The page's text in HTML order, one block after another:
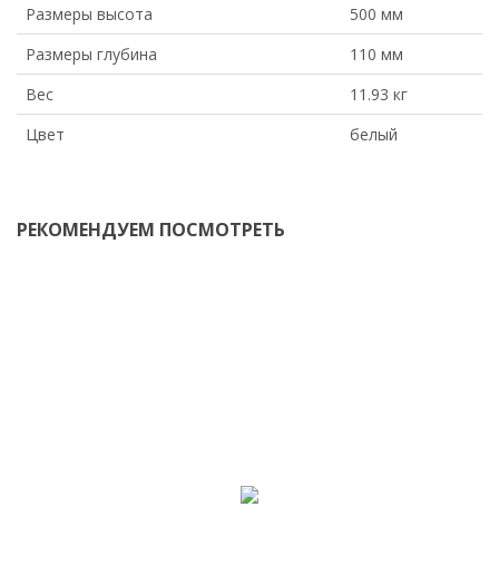
Размеры высота
500 мм
Размеры глубина
110 мм
Вес
11.93 кг
Цвет
белый
РЕКОМЕНДУЕМ ПОСМОТРЕТЬ